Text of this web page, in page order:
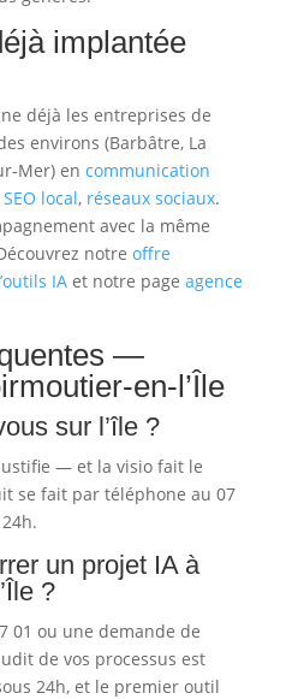
implantée
déjà les entreprises de
environs (Barbâtre, La
Mer) en communication
SEO local, réseaux sociaux.
avec la même
notre offre
IAet notre page agence
—
en-l’Île
sur l’île ?
— et la visio fait le
se fait par téléphone au 07
un projet IA à
?
01 ou une demande de
de vos processus est
24h, et le premier outil